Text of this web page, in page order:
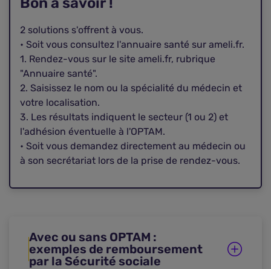
2 solutions s'offrent à vous.
• Soit vous consultez l'annuaire santé sur ameli.fr.
1. Rendez-vous sur le site ameli.fr, rubrique
"Annuaire santé".
2. Saisissez le nom ou la spécialité du médecin et
votre localisation.
3. Les résultats indiquent le secteur (1 ou 2) et
l'adhésion éventuelle à l'OPTAM.
• Soit vous demandez directement au médecin ou
à son secrétariat lors de la prise de rendez-vous.
Avec ou sans OPTAM :
exemples de remboursement
par la Sécurité sociale